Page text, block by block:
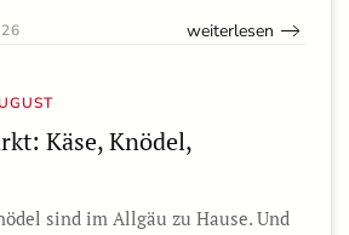
weiterlesen
Käse, Knödel,
sind im Allgäu zu Hause. Und